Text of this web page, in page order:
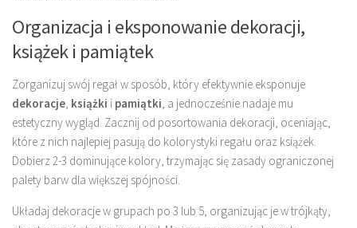
Organizacja i eksponowanie dekoracji,
książek i pamiątek
Zorganizuj swój regał w sposób, który efektywnie eksponuje
dekoracje, książki i pamiątki, a jednocześnie nadaje mu
estetyczny wygląd. Zacznij od posortowania dekoracji, oceniając,
które z nich najlepiej pasują do kolorystyki regału oraz książek.
Dobierz 2-3 dominujące kolory, trzymając się zasady ograniczonej
palety barw dla większej spójności.
Układaj dekoracje w grupach po 3 lub 5, organizując je w trójkąty,